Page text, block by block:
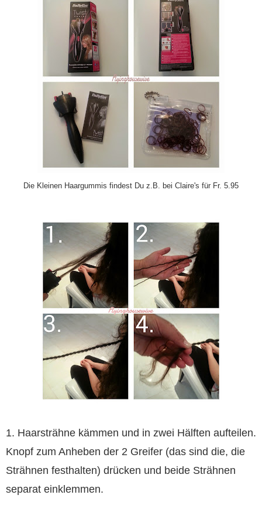
Die Kleinen Haargummis findest Du z.B. bei Claire's für Fr. 5.95
1. Haarsträhne kämmen und in zwei Hälften aufteilen.
Knopf zum Anheben der 2 Greifer (das sind die, die
Strähnen festhalten) drücken und beide Strähnen
separat einklemmen.